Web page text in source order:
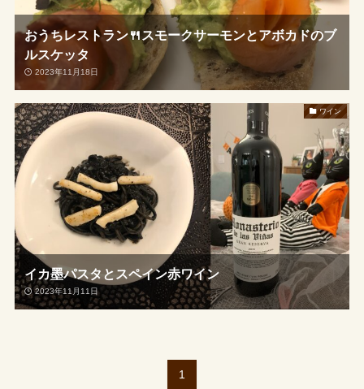
おうちレストラン🍴スモークサーモンとアボカドのブ
ルスケッタ
2023年11月18日
ワイン
イカ墨パスタとスペイン赤ワイン
2023年11月11日
1